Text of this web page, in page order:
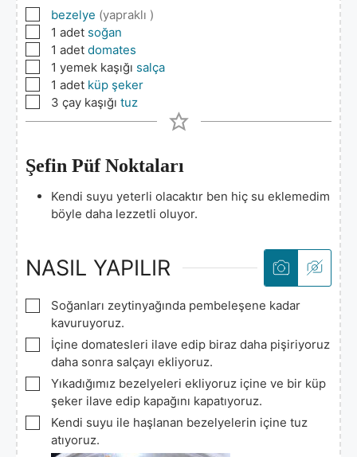
▢
bezelye (yapraklı )
▢1 adet soğan
▢1 adet domates
▢1 yemek kaşığı salça
▢1 adet küp şeker
▢
3 çay kaşığı tuz
Şefin Püf Noktaları
Kendi suyu yeterli olacaktır ben hiç su eklemedim
böyle daha lezzetli oluyor.
NASIL YAPILIR
▢
Soğanları zeytinyağında pembeleşene kadar
kavuruyoruz.
▢
İçine domatesleri ilave edip biraz daha pişiriyoruz
daha sonra salçayı ekliyoruz.
▢
Yıkadığımız bezelyeleri ekliyoruz içine ve bir küp
şeker ilave edip kapağını kapatıyoruz.
▢
Kendi suyu ile haşlanan bezelyelerin içine tuz
atıyoruz.